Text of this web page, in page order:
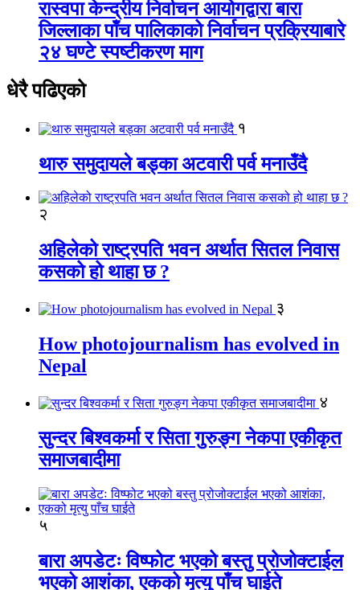
रास्वपा केन्द्रीय निर्वाचन आयोगद्वारा बारा
जिल्लाका पाँच पालिकाको निर्वाचन प्रक्रियाबारे
२४ घण्टे स्पष्टीकरण माग
धेरै पढिएको
१
थारु समुदायले बड्का अटवारी पर्व मनाउँदै
२
अहिलेको राष्ट्रपति भवन अर्थात सितल निवास
कसको हो थाहा छ ?
३
How photojournalism has evolved in
Nepal
४
सुन्दर बिश्वकर्मा र सिता गुरुङ्ग नेकपा एकीकृत
समाजबादीमा
५
बारा अपडेटः विष्फोट भएको बस्तु प्रोजोक्टाईल
भएको आशंका, एकको मृत्यु पाँच घाईते